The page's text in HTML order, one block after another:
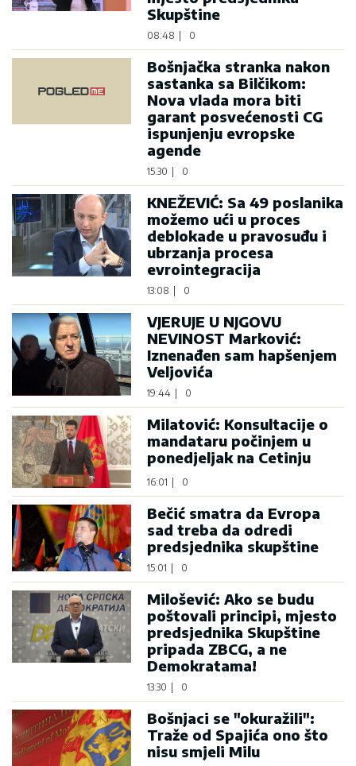
Skupštine
08:48 0
Bošnjačka stranka nakon
sastanka sa Bilčikom:
Nova vlada mora biti
garant posvećenosti CG
ispunjenju evropske
agende
15:30 0
KNEŽEVIĆ: Sa 49 poslanika
možemo ući u proces
deblokade u pravosuđu i
ubrzanja procesa
evrointegracija
13:08 0
VJERUJE U NJGOVU
NEVINOST Marković:
Iznenađen sam hapšenjem
Veljovića
19:44 0
Milatović: Konsultacije o
mandataru počinjem u
ponedjeljak na Cetinju
16:01 0
Bečić smatra da Evropa
sad treba da odredi
predsjednika skupštine
15:01 0
Milošević: Ako se budu
poštovali principi, mjesto
predsjednika Skupštine
pripada ZBCG, a ne
Demokratama!
13:30 0
Bošnjaci se "okuražili":
Traže od Spajića ono što
nisu smjeli Milu